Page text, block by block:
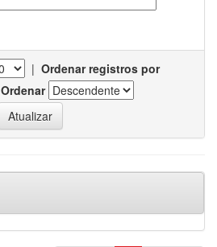
| Ordenar registros por
Ordenar